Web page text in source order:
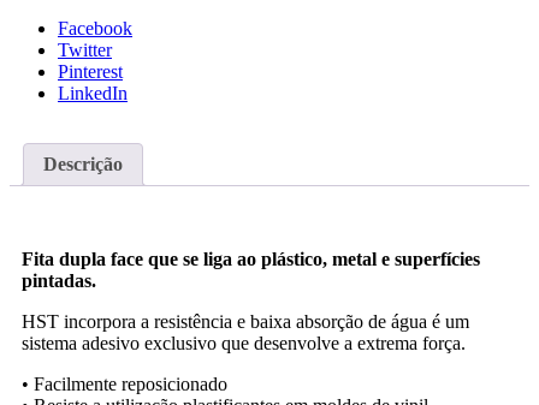
Facebook
Twitter
Pinterest
LinkedIn
Descrição
Fita dupla face que se liga ao plástico, metal e superfícies
pintadas.
HST incorpora a resistência e baixa absorção de água é um
sistema adesivo exclusivo que desenvolve a extrema força.
• Facilmente reposicionado